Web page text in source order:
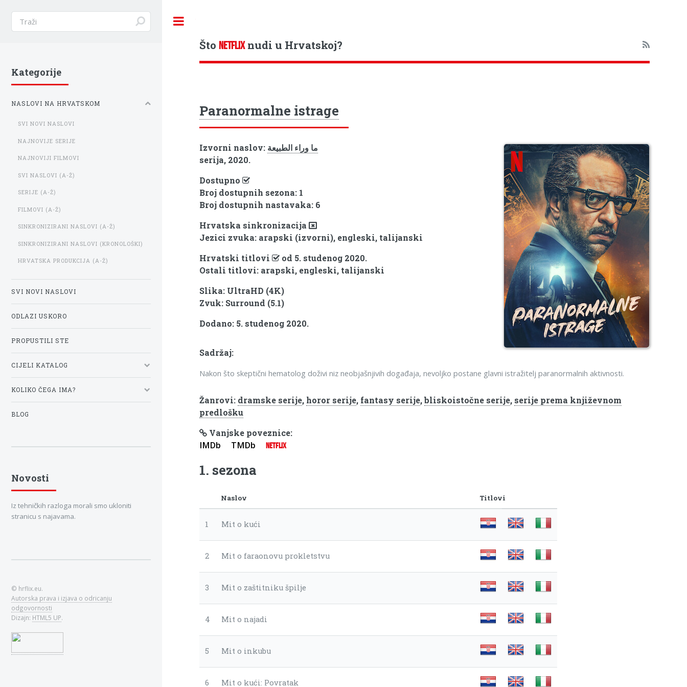
ŠtoNETFLIXnudi u Hrvatskoj?
Paranormalne istrage
Izvorni naslov: ما وراء الطبيعة
serija, 2020.
Dostupno
Broj dostupnih sezona: 1
Broj dostupnih nastavaka: 6
Hrvatska sinkronizacija
Jezici zvuka: arapski (izvorni), engleski, talijanski
Hrvatski titlovi
od 5. studenog 2020.
Ostali titlovi: arapski, engleski, talijanski
Slika: UltraHD (4K)
Zvuk: Surround (5.1)
Dodano: 5. studenog 2020.
Sadržaj:
Nakon što skeptični hematolog doživi niz neobjašnjivih događaja, nevoljko postane glavni istražitelj paranormalnih aktivnosti.
Žanrovi: dramske serije, horor serije, fantasy serije,bliskoistočne serije, serije prema književnom
predlošku
Vanjske poveznice:
IMDb TMDb NETFLIX
1. sezona
Naslov Titlovi
1 Mit o kući
2 Mit o faraonovu prokletstvu
3 Mit o zaštitniku špilje
4 Mit o najadi
5 Mit o inkubu
6 Mit o kući: Povratak
Kategorije
NASLOVI NA HRVATSKOM
SVI NOVI NASLOVI
NAJNOVIJE SERIJE
NAJNOVIJI FILMOVI
SVI NASLOVI (A-Ž)
SERIJE (A-Ž)
FILMOVI (A-Ž)
SINKRONIZIRANI NASLOVI (A-Ž)
SINKRONIZIRANI NASLOVI (KRONOLOŠKI)
HRVATSKA PRODUKCIJA (A-Ž)
SVI NOVI NASLOVI
ODLAZI USKORO
PROPUSTILI STE
CIJELI KATALOG
KOLIKO ČEGA IMA?
BLOG
Novosti
Iz tehničkih razloga morali smo ukloniti
stranicu s najavama.
© hrflix.eu.
Autorska prava i izjava o odricanju
odgovornosti
Dizajn: HTML5 UP.
Toggle